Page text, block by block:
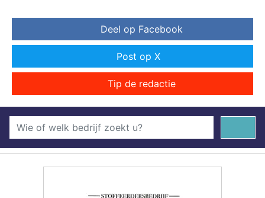
Deel op Facebook
Post op X
Tip de redactie